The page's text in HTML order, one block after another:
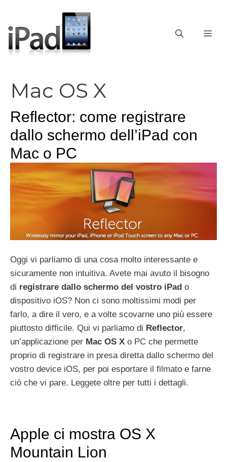
contenuto
Mac OS X
Reflector: come registrare
dallo schermo dell’iPad con
Mac o PC
Oggi vi parliamo di una cosa molto interessante e
sicuramente non intuitiva. Avete mai avuto il bisogno
di registrare dallo schermo del vostro iPad o
dispositivo iOS? Non ci sono moltissimi modi per
farlo, a dire il vero, e a volte scovarne uno più essere
piuttosto difficile. Qui vi parliamo di Reflector,
un’applicazione per Mac OS X o PC che permette
proprio di registrare in presa diretta dallo schermo del
vostro device iOS, per poi esportare il filmato e farne
ciò che vi pare. Leggete oltre per tutti i dettagli.
Apple ci mostra OS X
Mountain Lion